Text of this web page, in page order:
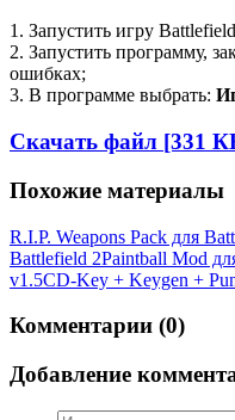
1. Запустить игру
2. Запустить программу,
ошибках;
3. В программе выбрать:
Скачать файл [331
Похожие материалы
R.I.P. Weapons Pack для
Battlefield 2Paintball Mod
v1.5CD-Key + Keygen +
Комментарии (0)
Добавление